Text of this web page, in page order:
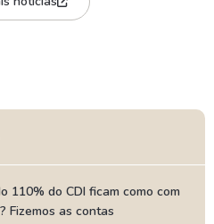
110% do CDI ficam como com
Fizemos as contas